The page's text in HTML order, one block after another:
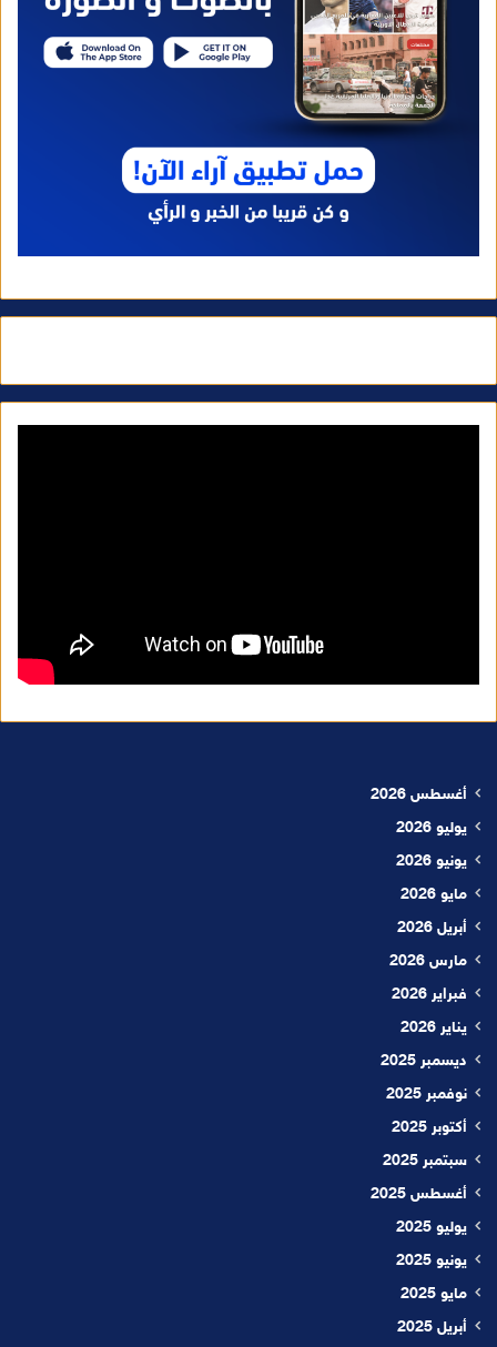
أغسطس 2026
يوليو 2026
يونيو 2026
مايو 2026
أبريل 2026
مارس 2026
فبراير 2026
يناير 2026
ديسمبر 2025
نوفمبر 2025
أكتوبر 2025
سبتمبر 2025
أغسطس 2025
يوليو 2025
يونيو 2025
مايو 2025
أبريل 2025